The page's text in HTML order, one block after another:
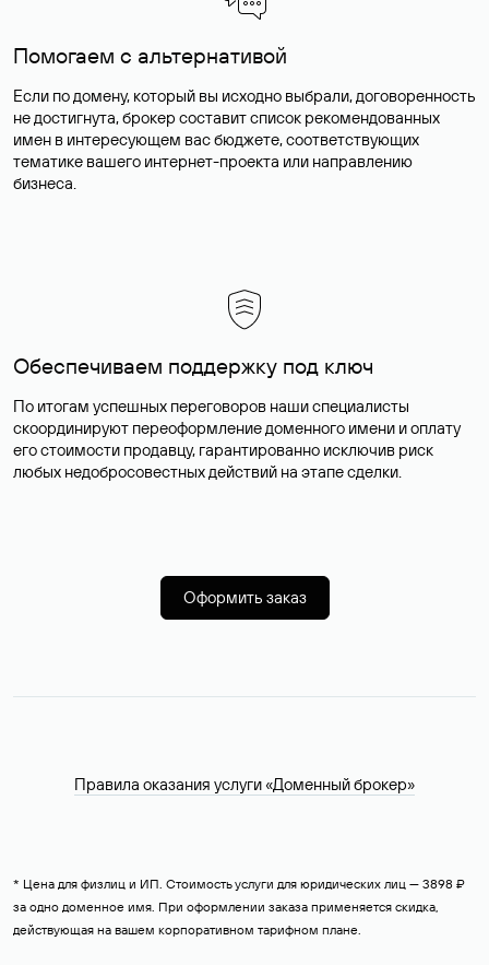
Помогаем с альтернативой
Если по домену, который вы исходно выбрали, договоренность
не достигнута, брокер составит список рекомендованных
имен в интересующем вас бюджете, соответствующих
тематике вашего интернет-проекта или направлению
бизнеса.
Обеспечиваем поддержку под ключ
По итогам успешных переговоров наши специалисты
скоординируют переоформление доменного имени и оплату
его стоимости продавцу, гарантированно исключив риск
любых недобросовестных действий на этапе сделки.
Оформить заказ
Правила оказания услуги «Доменный брокер»
* Цена для физлиц и ИП. Стоимость услуги для юридических лиц — 3898 ₽
за одно доменное имя. При оформлении заказа применяется скидка,
действующая на вашем корпоративном тарифном плане.